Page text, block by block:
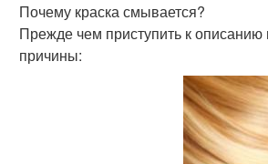
Почему краска смывается?
Прежде чем приступить к
причины: